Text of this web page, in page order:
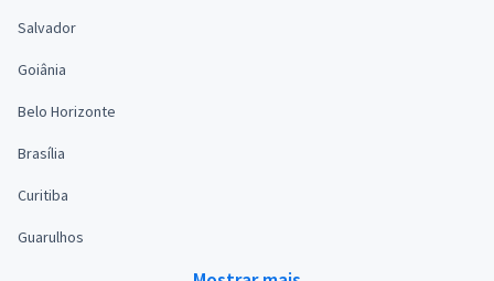
Salvador
Goiânia
Belo Horizonte
Brasília
Curitiba
Guarulhos